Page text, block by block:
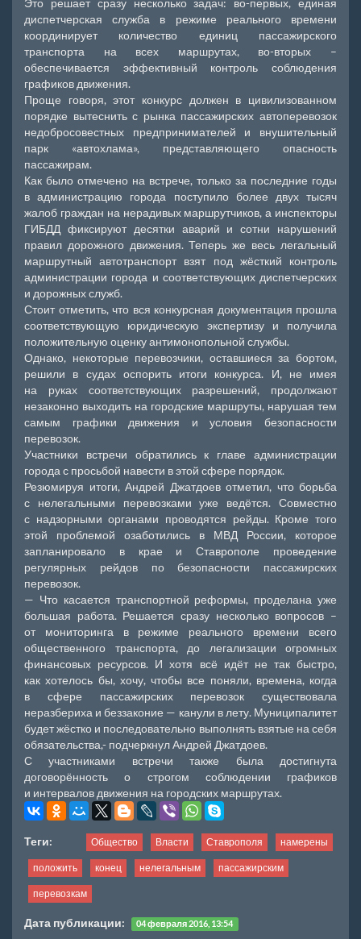
Это решает сразу несколько задач: во-первых, единая
диспетчерская служба в режиме реального времени
координирует количество единиц пассажирского
транспорта на всех маршрутах, во-вторых –
обеспечивается эффективный контроль соблюдения
графиков движения.
Проще говоря, этот конкурс должен в цивилизованном
порядке вытеснить с рынка пассажирских автоперевозок
недобросовестных предпринимателей и внушительный
парк «автохлама», представляющего опасность
пассажирам.
Как было отмечено на встрече, только за последние годы
в администрацию города поступило более двух тысяч
жалоб граждан на нерадивых маршрутчиков, а инспекторы
ГИБДД фиксируют десятки аварий и сотни нарушений
правил дорожного движения. Теперь же весь легальный
маршрутный автотранспорт взят под жёсткий контроль
администрации города и соответствующих диспетчерских
и дорожных служб.
Стоит отметить, что вся конкурсная документация прошла
соответствующую юридическую экспертизу и получила
положительную оценку антимонопольной службы.
Однако, некоторые перевозчики, оставшиеся за бортом,
решили в судах оспорить итоги конкурса. И, не имея
на руках соответствующих разрешений, продолжают
незаконно выходить на городские маршруты, нарушая тем
самым графики движения и условия безопасности
перевозок.
Участники встречи обратились к главе администрации
города с просьбой навести в этой сфере порядок.
Резюмируя итоги, Андрей Джатдоев отметил, что борьба
с нелегальными перевозками уже ведётся. Совместно
с надзорными органами проводятся рейды. Кроме того
этой проблемой озаботились в МВД России, которое
запланировало в крае и Ставрополе проведение
регулярных рейдов по безопасности пассажирских
перевозок.
— Что касается транспортной реформы, проделана уже
большая работа. Решается сразу несколько вопросов –
от мониторинга в режиме реального времени всего
общественного транспорта, до легализации огромных
финансовых ресурсов. И хотя всё идёт не так быстро,
как хотелось бы, хочу, чтобы все поняли, времена, когда
в сфере пассажирских перевозок существовала
неразбериха и беззаконие — канули в лету. Муниципалитет
будет жёстко и последовательно выполнять взятые на себя
обязательства,- подчеркнул Андрей Джатдоев.
С участниками встречи также была достигнута
договорённость о строгом соблюдении графиков
и интервалов движения на городских маршрутах.
Теги: Общество Власти Ставрополя намерены
положить конец нелегальным пассажирским
перевозкам
Дата публикации: 04 февраля 2016, 13:54